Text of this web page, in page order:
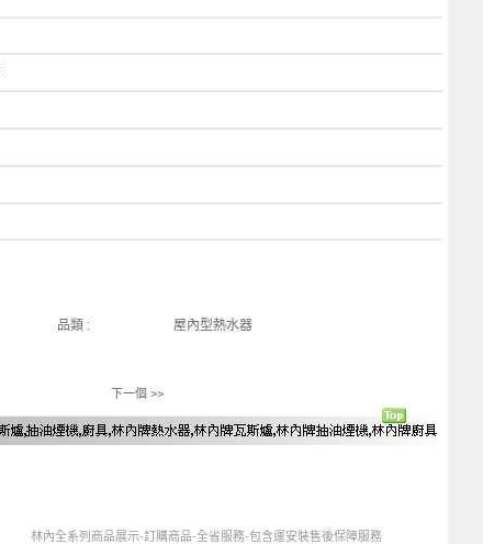
品類 : 屋內型熱水器
下一個 >>
林內全系列商品展示-訂購商品-全省服務-包含運安裝售後保障服務